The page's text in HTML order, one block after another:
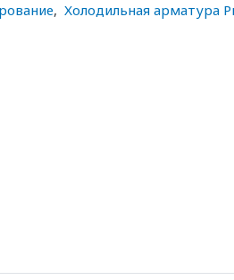
, Холодильная арматура